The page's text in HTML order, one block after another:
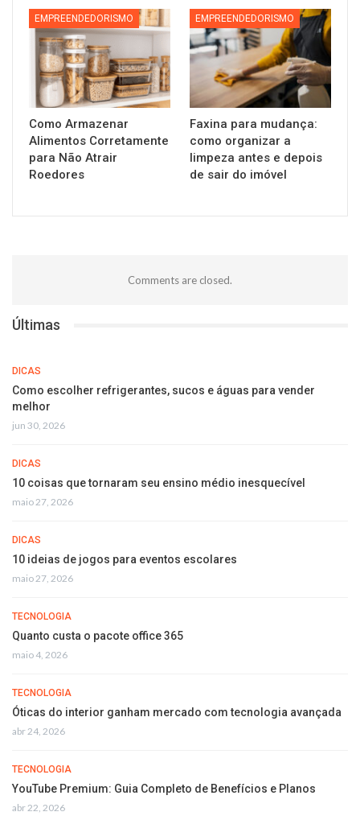
EMPREENDEDORISMO
Como Armazenar
Alimentos Corretamente
para Não Atrair
Roedores
EMPREENDEDORISMO
Faxina para mudança:
como organizar a
limpeza antes e depois
de sair do imóvel
Comments are closed.
Últimas
DICAS
Como escolher refrigerantes, sucos e águas para vender
melhor
jun 30, 2026
DICAS
10 coisas que tornaram seu ensino médio inesquecível
maio 27, 2026
DICAS
10 ideias de jogos para eventos escolares
maio 27, 2026
TECNOLOGIA
Quanto custa o pacote office 365
maio 4, 2026
TECNOLOGIA
Óticas do interior ganham mercado com tecnologia avançada
abr 24, 2026
TECNOLOGIA
YouTube Premium: Guia Completo de Benefícios e Planos
abr 22, 2026